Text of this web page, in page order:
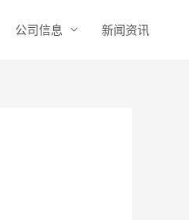
公司信息 新闻资讯